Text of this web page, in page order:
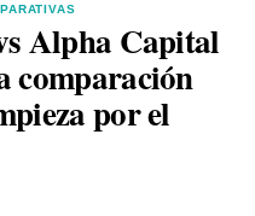
Alpha Capital
comparación
por el